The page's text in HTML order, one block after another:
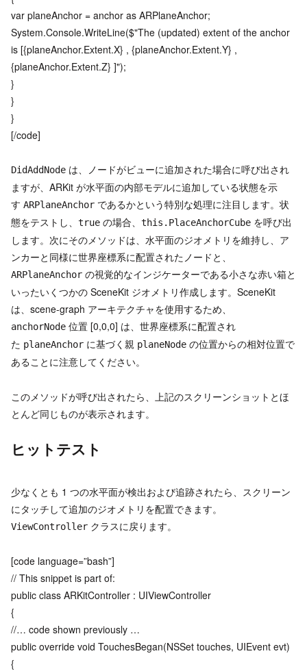
var planeAnchor = anchor as ARPlaneAnchor;
System.Console.WriteLine($"The (updated) extent of the anchor
is [{planeAnchor.Extent.X} , {planeAnchor.Extent.Y} ,
{planeAnchor.Extent.Z} ]");
}
}
}
[/code]
DidAddNode は、ノードがビューに追加された場合に呼び出され
ますが、ARKit が水平面の内部モデルに追加している状態を示
す ARPlaneAnchor であるかという特別な処理に注目します。状
態をテストし、
true の場合、 this.PlaceAnchorCube を呼び出
します。次にそのメソッドは、水平面のジオメトリを維持し、ア
ンカーと同様に世界座標系に配置されたノードと、
ARPlaneAnchor の視覚的なインジケーターである小さな赤い箱と
いったいくつかの SceneKit ジオメトリ作成します。SceneKit
は、scene-graph アーキテクチャを使用するため、
anchorNode 位置 [0,0,0] は、世界座標系に配置され
た planeAnchor に基づく親 planeNode の位置からの相対位置で
あることに注意してください。
このメソッドが呼び出されたら、上記のスクリーンショットとほ
とんど同じものが表示されます。
ヒットテスト
少なくとも 1 つの水平面が検出および追跡されたら、スクリーン
にタッチして追加のジオメトリを配置できます。
ViewController クラスに戻ります。
[code language=”bash”]
// This snippet is part of:
public class ARKitController : UIViewController
{
//… code shown previously …
public override void TouchesBegan(NSSet touches, UIEvent evt)
{